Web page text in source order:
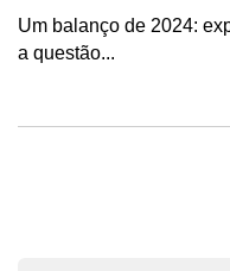
Um balanço de 2024:
a questão...